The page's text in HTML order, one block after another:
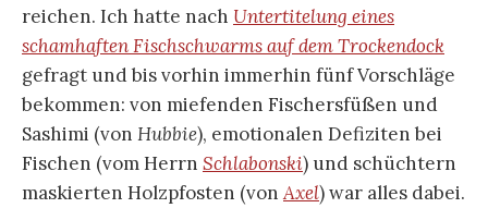
reichen. Ich hatte nach Untertitelung eines
schamhaften Fischschwarms auf dem Trockendock
gefragt und bis vorhin immerhin fünf Vorschläge
bekommen: von miefenden Fischersfüßen und
Sashimi (von Hubbie), emotionalen Defiziten bei
Fischen (vom Herrn Schlabonski) und schüchtern
maskierten Holzpfosten (vonAxel) war alles dabei.